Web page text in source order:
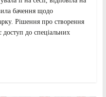
бачення щодо
Рішення про створення
доступ до спеціальних